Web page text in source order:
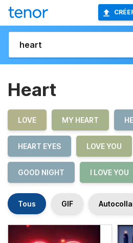
Heart
LOVE MY HEART
HEART EYES LOVE YOU
GOOD NIGHT I LOVE YOU
Tous GIF